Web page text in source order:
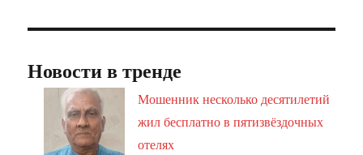
Новости в тренде
Мошенник несколько десятилетий
жил бесплатно в пятизвёздочных
отелях